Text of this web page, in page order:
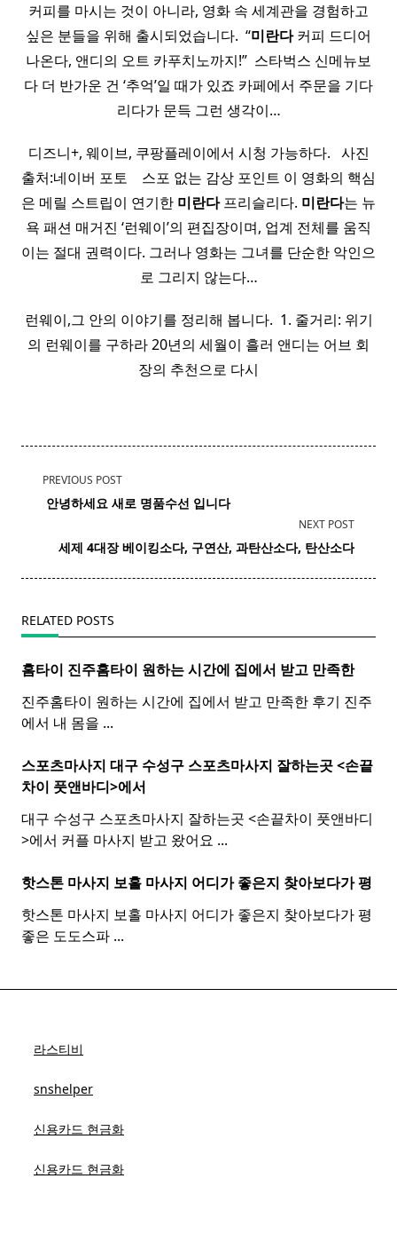
커피를 마시는 것이 아니라, 영화 속 세계관을 경험하고
싶은 분들을 위해 출시되었습니다. ​ “미란다커피 드디어
나온다, 앤디의 오트 카푸치노까지!” ​ 스타벅스 신메뉴보
다 더 반가운 건 ‘추억’일 때가 있죠 카페에서 주문을 기다
리다가 문득 그런 생각이…
디즈니+, 웨이브, 쿠팡플레이에서 시청 가능하다. ​ ​ 사진
출처:네이버 포토 ​ ​ ​ 스포 없는 감상 포인트 이 영화의 핵심
은 메릴 스트립이 연기한 미란다프리슬리다. 미란다는 뉴
욕 패션 매거진 ‘런웨이’의 편집장이며, 업계 전체를 움직
이는 절대 권력이다. 그러나 영화는 그녀를 단순한 악인으
로 그리지 않는다…
런웨이,그 안의 이야기를 정리해 봅니다. ​ 1. 줄거리: 위기
의 런웨이를 구하라 20년의 세월이 흘러 앤디는 어브 회
장의 추천으로 다시
<span
class="nav-
screen-
text">Page</span>
PREVIOUS POST
​ 안녕하세요 새로 명품수선 입니다 ​
NEXT POST
세제 4대장 베이킹소다, 구연산, 과탄산소다, 탄산소다
RELATED POSTS
홈타이 진주홈타이 원하는 시간에 집에서 받고 만족한
진주홈타이 원하는 시간에 집에서 받고 만족한 후기 진주
에서 내 몸을 ...
스포츠마사지 대구 수성구 스포츠마사지 잘하는곳 <손끝
차이 풋앤바디>에서
대구 수성구 스포츠마사지 잘하는곳 <손끝차이 풋앤바디
>에서 커플 마사지 받고 왔어요 ...
핫스톤 마사지 보홀 마사지 어디가 좋은지 찾아보다가 평
핫스톤 마사지 보홀 마사지 어디가 좋은지 찾아보다가 평
좋은 도도스파 ...
라스티비
snshelper
신용카드 현금화
신용카드 현금화